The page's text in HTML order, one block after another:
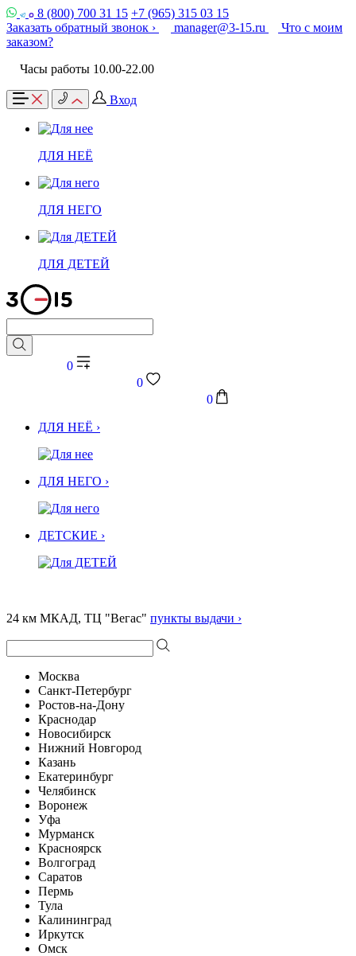
8 (800) 700 31 15 +7 (965) 315 03 15
Заказать обратный звонок ›
manager@3-15.ru
Что с моим
заказом?
Часы работы 10.00-22.00
Вход
ДЛЯ НЕЁ
ДЛЯ НЕГО
ДЛЯ ДЕТЕЙ
0
0
0
ДЛЯ НЕЁ ›
ДЛЯ НЕГО ›
ДЕТСКИЕ ›
24 км МКАД, ТЦ "Вегас" пункты выдачи ›
Москва
Санкт-Петербург
Ростов-на-Дону
Краснодар
Новосибирск
Нижний Новгород
Казань
Екатеринбург
Челябинск
Воронеж
Уфа
Мурманск
Красноярск
Волгоград
Саратов
Пермь
Тула
Калининград
Иркутск
Омск